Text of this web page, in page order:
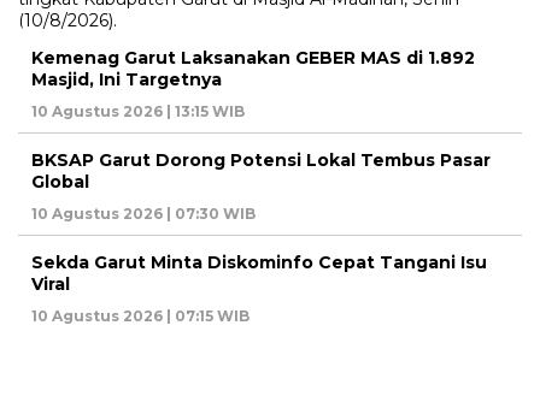
Kemenag Garut Laksanakan GEBER MAS di 1.892
Masjid, Ini Targetnya
10 Agustus 2026 | 13:15 WIB
BKSAP Garut Dorong Potensi Lokal Tembus Pasar
Global
10 Agustus 2026 | 07:30 WIB
Sekda Garut Minta Diskominfo Cepat Tangani Isu
Viral
10 Agustus 2026 | 07:15 WIB